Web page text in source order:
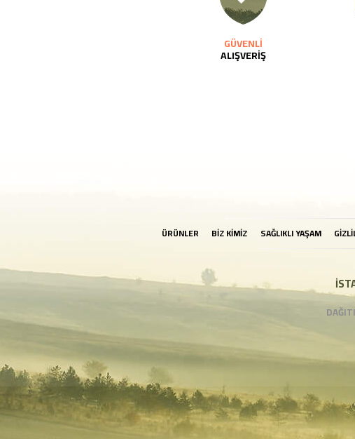
GÜVENLİ
ALIŞVERİŞ
ÜRÜNLER BİZ KİMİZ SAĞLIKLI YAŞAM